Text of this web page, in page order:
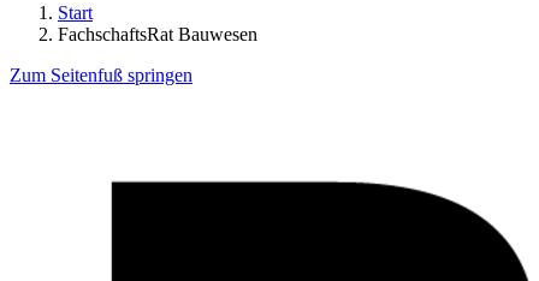
Start
FachschaftsRat Bauwesen
Zum Seitenfuß springen